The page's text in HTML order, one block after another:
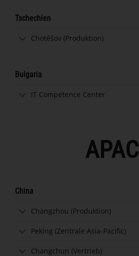
Tschechien
Chotěšov (Produktion)
Bulgaria
IT Competence Center
APAC
China
Changzhou (Produktion)
Peking (Zentrale Asia-Pacific)
Changchun (Vertrieb)